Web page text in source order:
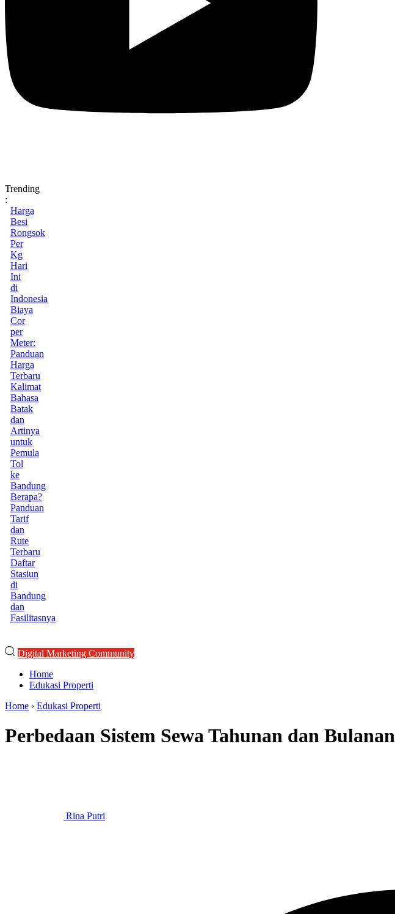
Trending
:
Harga
Besi
Rongsok
Per
Kg
Hari
Ini
di
Indonesia
Biaya
Cor
per
Meter:
Panduan
Harga
Terbaru
Kalimat
Bahasa
Batak
dan
Artinya
untuk
Pemula
Tol
ke
Bandung
Berapa?
Panduan
Tarif
dan
Rute
Terbaru
Daftar
Stasiun
di
Bandung
dan
Fasilitasnya
Digital Marketing Community
Home
Edukasi Properti
Home › Edukasi Properti
Perbedaan Sistem Sewa Tahunan dan Bulanan
Rina Putri